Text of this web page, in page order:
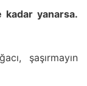
yanarsa.
şaşırmayın